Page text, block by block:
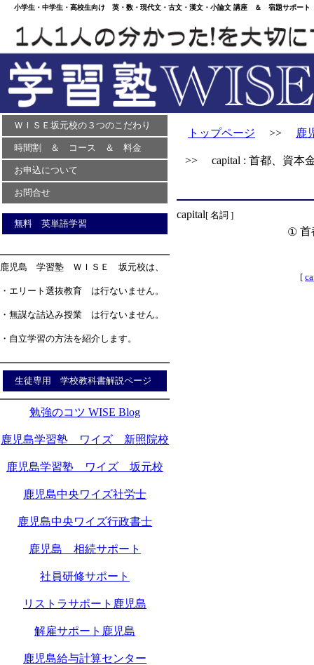
小学生・中学生・高校生向け 英・数・現代文・古文・漢文・小論文 講座 ＆ 宿題サポー
ＷＩＳＥ坂元校の３つのこだわり
時間割 ＆ コース ＆ 料金
お申込について
お問合せ
無料 英単語学習
鹿児島 学習塾 ＷＩＳＥ 坂元校は、
・エリート選抜教育 は行ないません。
・無謀な詰込み授業 は行ないません。
・自立学習の方法を紹介します。
生徒専用 学校教科書解説ページ
勉強のコツ WISE Blog
鹿児島学習塾 ワイズ 新照院校
鹿児島学習塾 ワイズ 坂元校
鹿児島中央ワイズ社労士
鹿児島中央ワイズ行政書士
鹿児島 相続サポート
社員研修サポート
リストラサポート鹿児島
解雇サポート鹿児島
鹿児島給与計算センター
トップページ >> 鹿
>> capital : 首都、資本
capital[ 名詞 ]
① 首
[